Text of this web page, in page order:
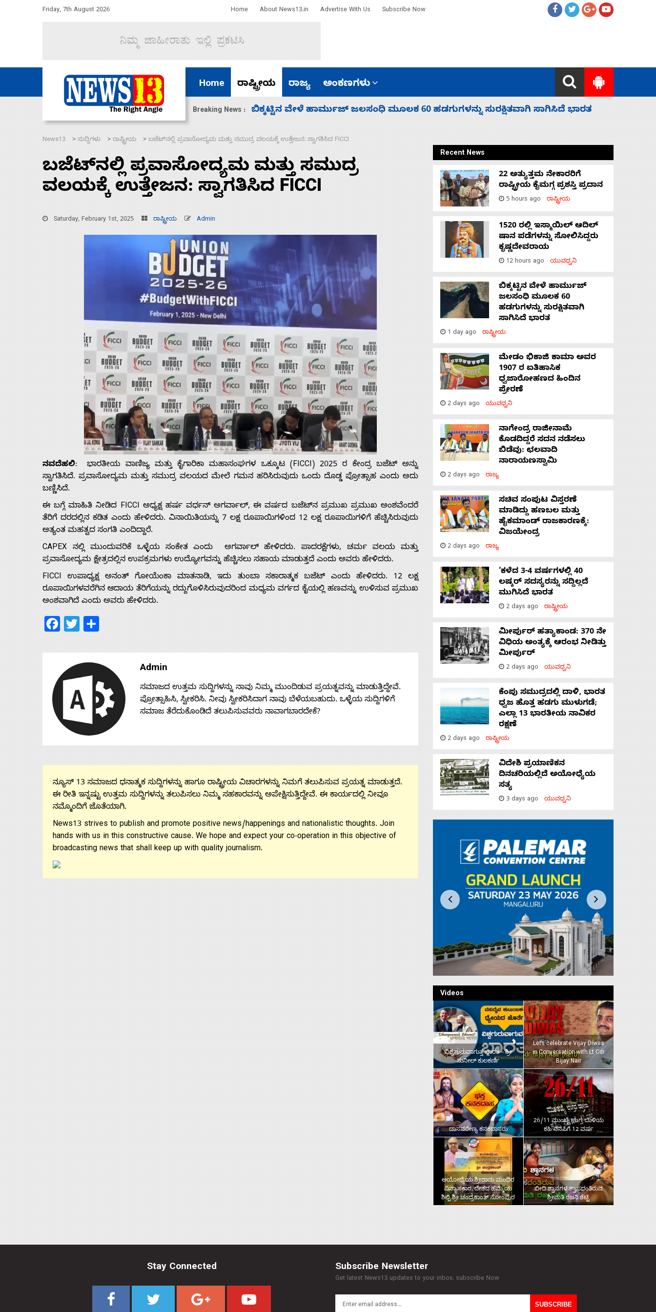
Friday, 7th August 2026 Home About News13.in Advertise With Us Subscribe Now
Home ರಾಷ್ಟ್ರೀಯ ರಾಜ್ಯ ಅಂಕಣಗಳು
Breaking News :
ಮೂಲಕ 60 ಹಡಗುಗಳನ್ನು ಸುರಕ್ಷಿತವಾಗಿ ಸಾಗಿಸಿದೆ ಭಾರತ ನಾಗೇಂದ್ರ ರಾಜೀನಾಮೆ ಕೊಡದಿದ್ದರೆ ಸದನ ನಡೆಸಲು ಬಿಡೆವು: ಛಲವಾದಿ ನಾರಾಯಣಸ್ವಾಮಿ
Advertise
Contact
News13 > ಸುದ್ದಿಗಳು > ರಾಷ್ಟ್ರೀಯ > ಬಜೆಟ್‌ನಲ್ಲಿ ಪ್ರವಾಸೋದ್ಯಮ ಮತ್ತು ಸಮುದ್ರ ವಲಯಕ್ಕೆ ಉತ್ತೇಜನ: ಸ್ವಾಗತಿಸಿದ FICCI
ಬಜೆಟ್‌ನಲ್ಲಿ ಪ್ರವಾಸೋದ್ಯಮ ಮತ್ತು ಸಮುದ್ರ
ವಲಯಕ್ಕೆ ಉತ್ತೇಜನ: ಸ್ವಾಗತಿಸಿದ FICCI
Saturday, February 1st, 2025 ರಾಷ್ಟ್ರೀಯ Admin
ನವದೆಹಲಿ: ಭಾರತೀಯ ವಾಣಿಜ್ಯ ಮತ್ತು ಕೈಗಾರಿಕಾ ಮಹಾಸಂಘಗಳ ಒಕ್ಕೂಟ (FICCI) 2025 ರ ಕೇಂದ್ರ ಬಜೆಟ್ ಅನ್ನು
ಸ್ವಾಗತಿಸಿದೆ. ಪ್ರವಾಸೋದ್ಯಮ ಮತ್ತು ಸಮುದ್ರ ವಲಯದ ಮೇಲೆ ಗಮನ ಹರಿಸಿರುವುದು ಒಂದು ದೊಡ್ಡ ಪ್ರೋತ್ಸಾಹ ಎಂದು ಅದು
ಬಣ್ಣಿಸಿದೆ.
ಈ ಬಗ್ಗೆ ಮಾಹಿತಿ ನೀಡಿದ FICCI ಅಧ್ಯಕ್ಷ ಹರ್ಷ ವರ್ಧನ್ ಅಗರ್ವಾಲ್, ಈ ವರ್ಷದ ಬಜೆಟ್‌ನ ಪ್ರಮುಖ ಪ್ರಮುಖ ಅಂಶವೆಂದರೆ
ತೆರಿಗೆ ದರದಲ್ಲಿನ ಕಡಿತ ಎಂದು ಹೇಳಿದರು. ವಿನಾಯಿತಿಯನ್ನು 7 ಲಕ್ಷ ರೂಪಾಯಿಗಳಿಂದ 12 ಲಕ್ಷ ರೂಪಾಯಿಗಳಿಗೆ ಹೆಚ್ಚಿಸಿರುವುದು
ಅತ್ಯಂತ ಮಹತ್ವದ ಸಂಗತಿ ಎಂದಿದ್ದಾರೆ.
CAPEX ನಲ್ಲಿ ಮುಂದುವರಿಕೆ ಒಳ್ಳೆಯ ಸಂಕೇತ ಎಂದು ಅಗರ್ವಾಲ್ ಹೇಳಿದರು. ಪಾದರಕ್ಷೆಗಳು, ಚರ್ಮ ವಲಯ ಮತ್ತು
ಪ್ರವಾಸೋದ್ಯಮ ಕ್ಷೇತ್ರದಲ್ಲಿನ ಉಪಕ್ರಮಗಳು ಉದ್ಯೋಗವನ್ನು ಹೆಚ್ಚಿಸಲು ಸಹಾಯ ಮಾಡುತ್ತದೆ ಎಂದು ಅವರು ಹೇಳಿದರು.
FICCI ಉಪಾಧ್ಯಕ್ಷ ಅನಂತ್ ಗೋಯೆಂಕಾ ಮಾತನಾಡಿ, ಇದು ತುಂಬಾ ಸಕಾರಾತ್ಮಕ ಬಜೆಟ್ ಎಂದು ಹೇಳಿದರು. 12 ಲಕ್ಷ
ರೂಪಾಯಿಗಳವರೆಗಿನ ಆದಾಯ ತೆರಿಗೆಯನ್ನು ರದ್ದುಗೊಳಿಸಿರುವುದರಿಂದ ಮಧ್ಯಮ ವರ್ಗದ ಕೈಯಲ್ಲಿ ಹಣವನ್ನು ಉಳಿಸುವ ಪ್ರಮುಖ
ಅಂಶವಾಗಿದೆ ಎಂದು ಅವರು ಹೇಳಿದರು.
Facebook
Twitter
Admin
ಸಮಾಜದ ಉತ್ತಮ ಸುದ್ದಿಗಳನ್ನು ನಾವು ನಿಮ್ಮ ಮುಂದಿಡುವ ಪ್ರಯತ್ನವನ್ನು ಮಾಡುತ್ತಿದ್ದೇವೆ.
ಪ್ರೋತ್ಸಾಹಿಸಿ, ಸ್ವೀಕರಿಸಿ. ನೀವು ಸ್ವೀಕರಿಸಿದಾಗ ನಾವು ಬೆಳೆಯಬಹುದು. ಒಳ್ಳೆಯ ಸುದ್ದಿಗಳಿಗೆ
ಸಮಾಜ ತೆರೆದುಕೊಂಡಿದೆ ತಲುಪಿಸುವವರು ನಾವಾಗಬಾರದೇಕೆ?
ನ್ಯೂಸ್ 13 ಸಮಾಜದ ಧನಾತ್ಮಕ ಸುದ್ದಿಗಳನ್ನು ಹಾಗೂ ರಾಷ್ಟ್ರೀಯ ವಿಚಾರಗಳನ್ನು ನಿಮಗೆ ತಲುಪಿಸುವ ಪ್ರಯತ್ನ ಮಾಡುತ್ತದೆ.
ಈ ರೀತಿ ಇನ್ನಷ್ಟು ಉತ್ತಮ ಸುದ್ದಿಗಳನ್ನು ತಲುಪಿಸಲು ನಿಮ್ಮ ಸಹಕಾರವನ್ನು ಅಪೇಕ್ಷಿಸುತ್ತಿದ್ದೇವೆ. ಈ ಕಾರ್ಯದಲ್ಲಿ ನೀವೂ
ನಮ್ಮೊಂದಿಗೆ ಜೊತೆಯಾಗಿ.
News13 strives to publish and promote positive news/happenings and nationalistic thoughts. Join
hands with us in this constructive cause. We hope and expect your co-operation in this objective of
broadcasting news that shall keep up with quality journalism.
Recent News
22 ಅತ್ಯುತ್ತಮ ನೇಕಾರರಿಗೆ
ರಾಷ್ಟ್ರೀಯ ಕೈಮಗ್ಗ ಪ್ರಶಸ್ತಿ ಪ್ರದಾನ
5 hours ago ರಾಷ್ಟ್ರೀಯ
1520 ರಲ್ಲಿ ಇಸ್ಮಾಯಿಲ್ ಆದಿಲ್
ಷಾನ ಪಡೆಗಳನ್ನು ಸೋಲಿಸಿದ್ದರು
ಕೃಷ್ಣದೇವರಾಯ
12 hours ago ಯುವಧ್ವನಿ
ಬಿಕ್ಕಟ್ಟಿನ ವೇಳೆ ಹಾರ್ಮುಜ್
ಜಲಸಂಧಿ ಮೂಲಕ 60
ಹಡಗುಗಳನ್ನು ಸುರಕ್ಷಿತವಾಗಿ
ಸಾಗಿಸಿದೆ ಭಾರತ
1 day ago ರಾಷ್ಟ್ರೀಯ
ಮೇಡಂ ಭಿಕಾಜಿ ಕಾಮಾ ಅವರ
1907 ರ ಐತಿಹಾಸಿಕ
ಧ್ವಜಾರೋಹಣದ ಹಿಂದಿನ
ಪ್ರೇರಣೆ
2 days ago ಯುವಧ್ವನಿ
ನಾಗೇಂದ್ರ ರಾಜೀನಾಮೆ
ಕೊಡದಿದ್ದರೆ ಸದನ ನಡೆಸಲು
ಬಿಡೆವು: ಛಲವಾದಿ
ನಾರಾಯಣಸ್ವಾಮಿ
2 days ago ರಾಜ್ಯ
ಸಚಿವ ಸಂಪುಟ ವಿಸ್ತರಣೆ
ಮಾಡಿದ್ದು ಹಣಬಲ ಮತ್ತು
ಹೈಕಮಾಂಡ್ ರಾಜಕಾರಣಕ್ಕೆ:
ವಿಜಯೇಂದ್ರ
2 days ago ರಾಜ್ಯ
‘ಕಳೆದ 3-4 ವರ್ಷಗಳಲ್ಲಿ 40
ಲಷ್ಕರ್ ಸದಸ್ಯರನ್ನು ಸದ್ದಿಲ್ಲದೆ
ಮುಗಿಸಿದೆ ಭಾರತ
2 days ago ರಾಷ್ಟ್ರೀಯ
ಮೀರ್ಪುರ್ ಹತ್ಯಾಕಾಂಡ: 370 ನೇ
ವಿಧಿಯ ಅಂತ್ಯಕ್ಕೆ ಆರಂಭ ನೀಡಿತ್ತು
ಮೀರ್ಪುರ್
2 days ago ಯುವಧ್ವನಿ
ಕೆಂಪು ಸಮುದ್ರದಲ್ಲಿ ದಾಳಿ, ಭಾರತ
ಧ್ವಜ ಹೊತ್ತ ಹಡಗು ಮುಳುಗಡೆ;
ಎಲ್ಲಾ 13 ಭಾರತೀಯ ನಾವಿಕರ
ರಕ್ಷಣೆ
2 days ago ರಾಷ್ಟ್ರೀಯ
ವಿದೇಶಿ ಪ್ರಯಾಣಿಕನ
ದಿನಚರಿಯಲ್ಲಿದೆ ಅಯೋಧ್ಯೆಯ
ಸತ್ಯ
3 days ago ಯುವಧ್ವನಿ
Videos
ವಿಶ್ವಗುರುವಾಗುತ್ತ ಭಾರತ – ಶ್ರೀ
ಸುನೀಲ್‌ ಕುಲಕರ್ಣಿ
Lets celebrate Vijay Diwas
in Conversation with Lt Cdr
Bijay Nair
ದಾಸವರೇಣ್ಯ ಕನಕದಾಸರು
26/11 ಮುಂಬೈ ಉಗ್ರ ದಾಳಿಯ
ಕಹಿ ನೆನಪಿಗೆ 12 ವರ್ಷ
ಅಯೋಧ್ಯೆಯ ಶ್ರೀರಾಮ ಮಂದಿರ
ವಿನ್ಯಾಸಕಾರ, ದೇಶದ ಹೆಮ್ಮೆಯ
ಶಿಲ್ಪಿ ಶ್ರೀ ಚಂದ್ರಕಾಂತ್‌ ಸೋಂಪುರ
ಬೀದಿ ಶ್ವಾನಗಳ ಶ್ವಾಸದಂತಿರುವ
ಶ್ರೀಮತಿ ರಜನಿ ಶೆಟ್ಟಿ
Stay Connected Subscribe Newsletter
Get latest News13 updates to your inbox. subscribe Now